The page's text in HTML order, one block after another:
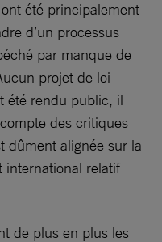
été principalement
d’un processus
par manque de
projet de loi
été rendu public, il
des critiques
dûment alignée sur la
international relatif
de plus en plus les